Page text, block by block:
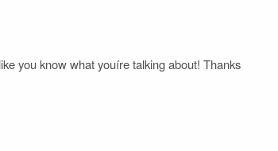
you know what youíre talking about! Thanks